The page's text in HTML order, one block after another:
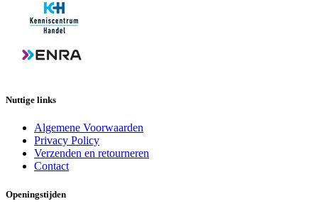
Nuttige links
Algemene Voorwaarden
Privacy Policy
Verzenden en retourneren
Contact
Openingstijden